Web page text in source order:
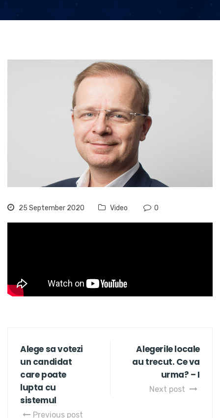
25 September 2020 Video 0
Alege sa votezi
un candidat
care poate
lupta cu
sistemul
Previous post
Alegerile locale
au trecut. Ce va
urma? – I
Next post